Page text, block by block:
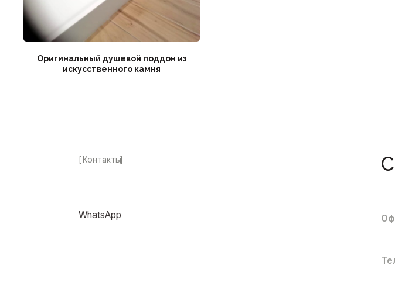
Оригинальный душевой поддон из
искусственного камня
Контакты
Telegram